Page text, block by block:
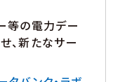
等の電力デー
、新たなサー